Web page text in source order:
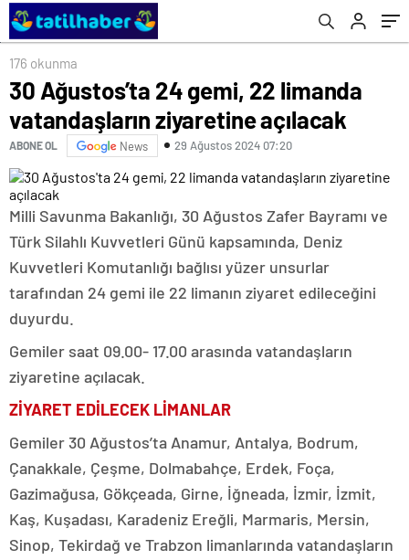
176 okunma
30 Ağustos’ta 24 gemi, 22 limanda
vatandaşların ziyaretine açılacak
ABONE OL News 29 Ağustos 2024 07:20
Milli Savunma Bakanlığı, 30 Ağustos Zafer Bayramı ve
Türk Silahlı Kuvvetleri Günü kapsamında, Deniz
Kuvvetleri Komutanlığı bağlısı yüzer unsurlar
tarafından 24 gemi ile 22 limanın ziyaret edileceğini
duyurdu.
Gemiler saat 09.00- 17.00 arasında vatandaşların
ziyaretine açılacak.
ZİYARET EDİLECEK LİMANLAR
Gemiler 30 Ağustos’ta Anamur, Antalya, Bodrum,
Çanakkale, Çeşme, Dolmabahçe, Erdek, Foça,
Gazimağusa, Gökçeada, Girne, İğneada, İzmir, İzmit,
Kaş, Kuşadası, Karadeniz Ereğli, Marmaris, Mersin,
Sinop, Tekirdağ ve Trabzon limanlarında vatandaşların